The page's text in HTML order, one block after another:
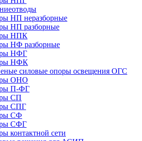
НП неразборные
НП разборные
НПК
НФ разборные
НФГ
НФК
силовые опоры освещения ОГС
ОНО
П-ФГ
СП
СПГ
СФ
СФГ
контактной сети